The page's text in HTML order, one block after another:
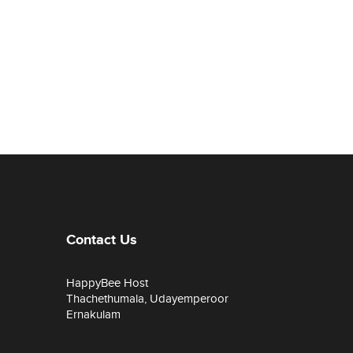
Contact Us
HappyBee Host
Thachethumala, Udayemperoor
Ernakulam